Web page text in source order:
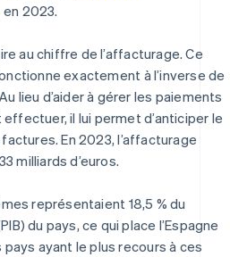
en 2023.
au chiffre de l’affacturage. Ce
exactement à l’inverse de
lieu d’aider à gérer les paiements
il lui permet d’anticiper le
En 2023, l’affacturage
milliards d’euros.
représentaient 18,5 % du
du pays, ce qui place l’Espagne
ayant le plus recours à ces